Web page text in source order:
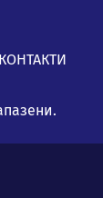
КОНТАКТИ